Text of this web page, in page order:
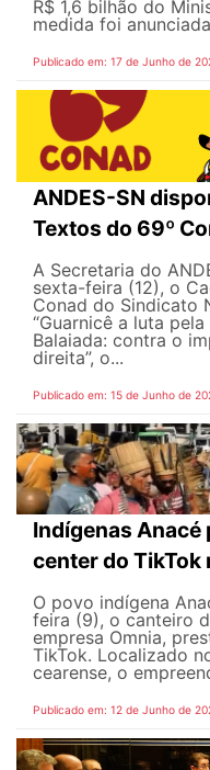
R$ 1,6 bilhão do
medida foi
Publicado em: 17 de Junho de
ANDES-SN
Textos do 69º
A Secretaria do
sexta-feira (12), o
Conad do Sindicato
“Guarnicê a luta
Balaiada: contra o
direita”, o...
Publicado em: 15 de Junho de
Indígenas Anacé
center do TikTok
O povo indígena
feira (9), o canteiro
empresa Omnia,
TikTok. Localizado
cearense, o
Publicado em: 12 de Junho de